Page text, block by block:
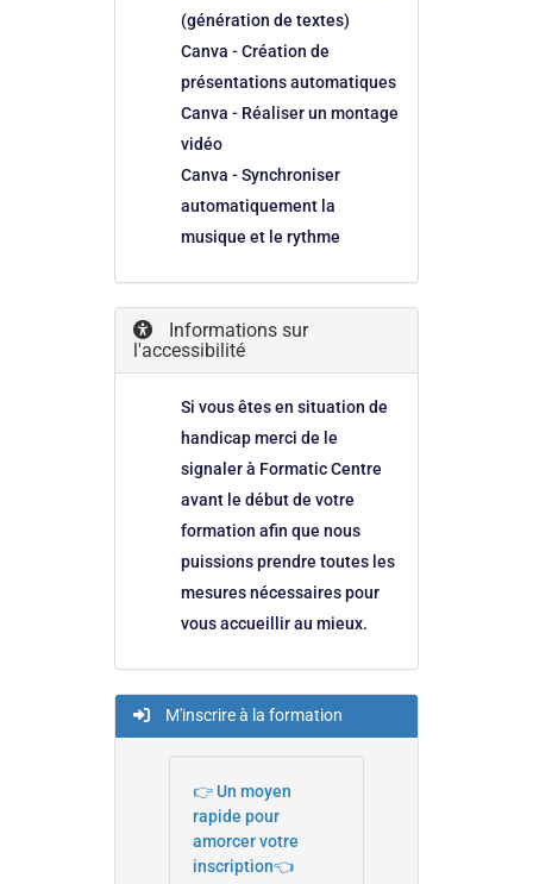
(génération de textes)
Canva - Création de
présentations automatiques
Canva - Réaliser un montage
vidéo
Canva - Synchroniser
automatiquement la
musique et le rythme
Informations sur
l'accessibilité
Si vous êtes en situation de
handicap merci de le
signaler à Formatic Centre
avant le début de votre
formation afin que nous
puissions prendre toutes les
mesures nécessaires pour
vous accueillir au mieux.
M'inscrire à la formation
👉 Un moyen
rapide pour
amorcer votre
inscription👈